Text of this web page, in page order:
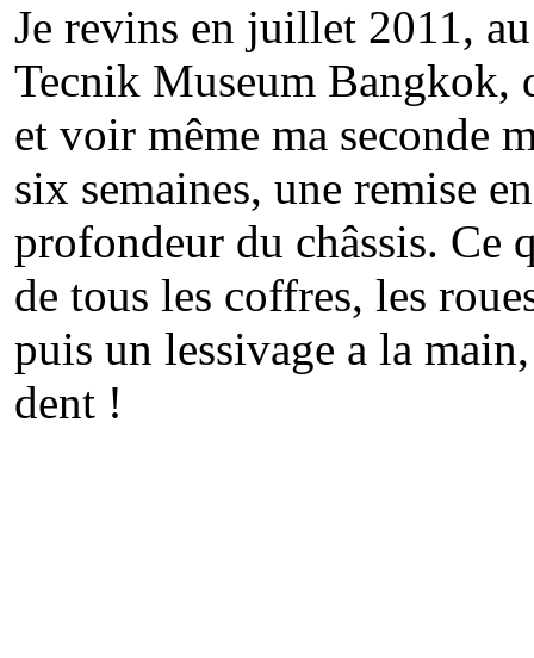
Je revins en juillet 2011,
Tecnik Museum Bangkok,
et voir même ma seconde
six semaines, une remise
profondeur du châssis. Ce
de tous les coffres, les
puis un lessivage a la
dent !